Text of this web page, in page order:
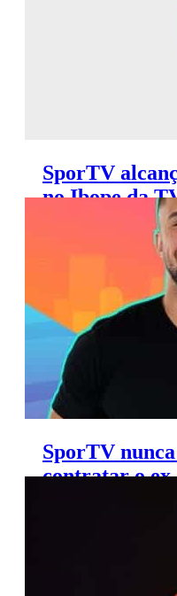
SporTV
no Ibope da
SporTV
contratar o